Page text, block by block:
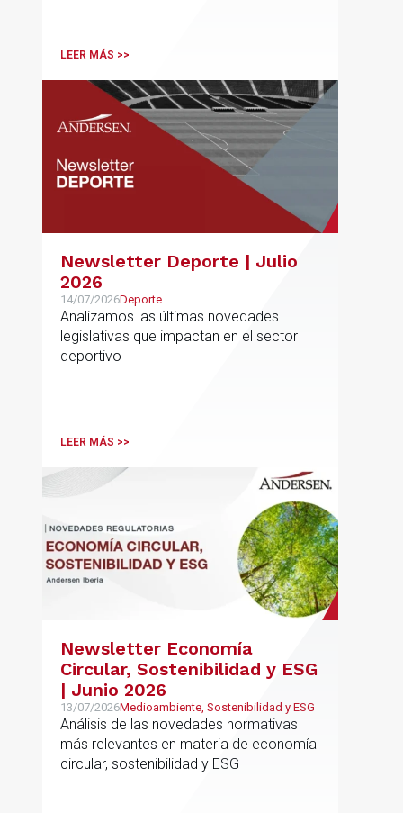
LEER MÁS >>
Newsletter Deporte | Julio
2026
14/07/2026Deporte
Analizamos las últimas novedades
legislativas que impactan en el sector
deportivo
LEER MÁS >>
Newsletter Economía
Circular, Sostenibilidad y ESG
| Junio 2026
13/07/2026Medioambiente, Sostenibilidad y ESG
Análisis de las novedades normativas
más relevantes en materia de economía
circular, sostenibilidad y ESG